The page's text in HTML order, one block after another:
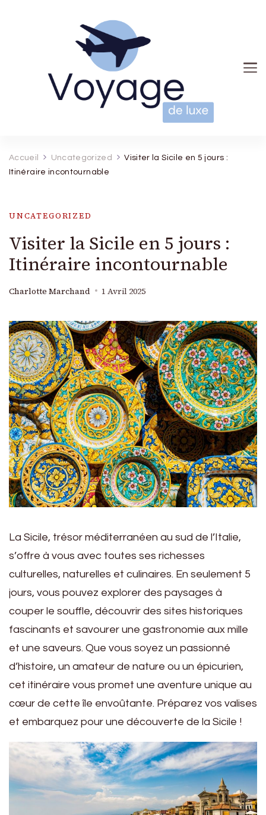
Accueil Uncategorized
Visiter la Sicile en 5 jours :
Itinéraire incontournable
UNCATEGORIZED
Visiter la Sicile en 5 jours :
Itinéraire incontournable
Charlotte Marchand 1 Avril 2025
La Sicile, trésor méditerranéen au sud de l’Italie,
s’offre à vous avec toutes ses richesses
culturelles, naturelles et culinaires. En seulement 5
jours, vous pouvez explorer des paysages à
couper le souffle, découvrir des sites historiques
fascinants et savourer une gastronomie aux mille
et une saveurs. Que vous soyez un passionné
d’histoire, un amateur de nature ou un épicurien,
cet itinéraire vous promet une aventure unique au
cœur de cette île envoûtante. Préparez vos valises
et embarquez pour une découverte de la Sicile !